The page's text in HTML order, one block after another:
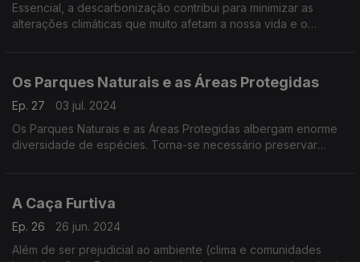
Essencial, a descarbonização contribui para minimizar as
alterações climáticas que muito afetam a nossa vida e o
Os Parques Naturais e as Áreas Protegidas
Ep. 27
03 jul. 2024
Os Parques Naturais e as Áreas Protegidas albergam enorme
diversidade de espécies. Torna-se necessário preservar
A Caça Furtiva
Ep. 26
26 jun. 2024
Além de ser prejudicial ao ambiente (clima e comunidades